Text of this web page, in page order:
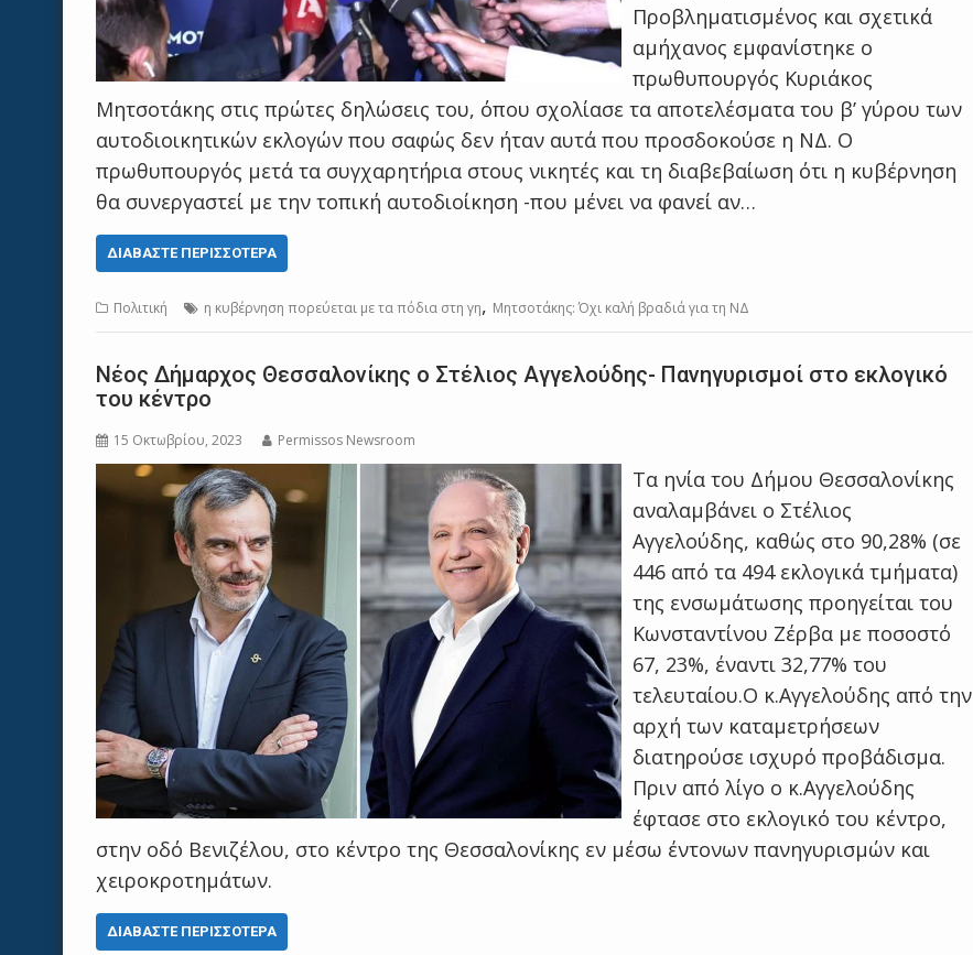
Προβληματισμένος και σχετικά
αμήχανος εμφανίστηκε ο
πρωθυπουργός Κυριάκος
Μητσοτάκης στις πρώτες δηλώσεις του, όπου σχολίασε τα αποτελέσματα του β’ γύρου των
αυτοδιοικητικών εκλογών που σαφώς δεν ήταν αυτά που προσδοκούσε η ΝΔ. Ο
πρωθυπουργός μετά τα συγχαρητήρια στους νικητές και τη διαβεβαίωση ότι η κυβέρνηση
θα συνεργαστεί με την τοπική αυτοδιοίκηση -που μένει να φανεί αν…
ΔΙΑΒΆΣΤΕ ΠΕΡΙΣΣΌΤΕΡΑ
Πολιτική η κυβέρνηση πορεύεται με τα πόδια στη γη, Μητσοτάκης: Όχι καλή βραδιά για τη ΝΔ
Νέος Δήμαρχος Θεσσαλονίκης ο Στέλιος Αγγελούδης- Πανηγυρισμοί στο εκλογικό
του κέντρο
15 Οκτωβρίου, 2023 Permissos Newsroom
Τα ηνία του Δήμου Θεσσαλονίκης
αναλαμβάνει ο Στέλιος
Αγγελούδης, καθώς στο 90,28% (σε
446 από τα 494 εκλογικά τμήματα)
της ενσωμάτωσης προηγείται του
Κωνσταντίνου Ζέρβα με ποσοστό
67, 23%, έναντι 32,77% του
τελευταίου.Ο κ.Αγγελούδης από την
αρχή των καταμετρήσεων
διατηρούσε ισχυρό προβάδισμα.
Πριν από λίγο ο κ.Αγγελούδης
έφτασε στο εκλογικό του κέντρο,
στην οδό Βενιζέλου, στο κέντρο της Θεσσαλονίκης εν μέσω έντονων πανηγυρισμών και
χειροκροτημάτων.
ΔΙΑΒΆΣΤΕ ΠΕΡΙΣΣΌΤΕΡΑ